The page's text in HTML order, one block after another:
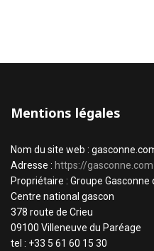
Mentions légales
Nom du site web :
Adresse : https://gasconne.com
Propriétaire : Groupe Gasconne
Centre national gascon
378 route de Crieu
09100 Villeneuve du Paréage
tel : +33 5 61 60 15 30